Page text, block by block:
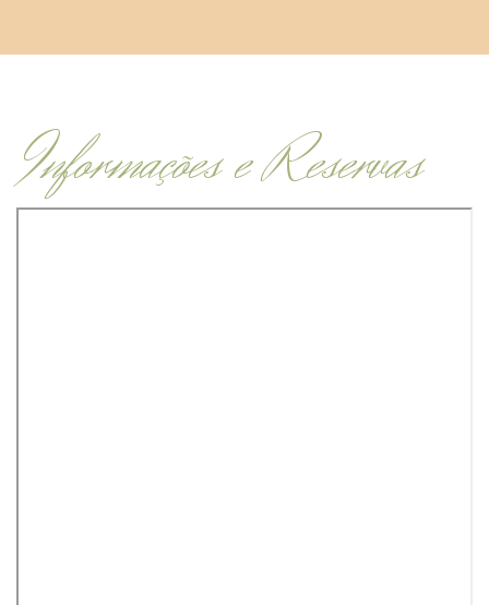
Informações e Reservas